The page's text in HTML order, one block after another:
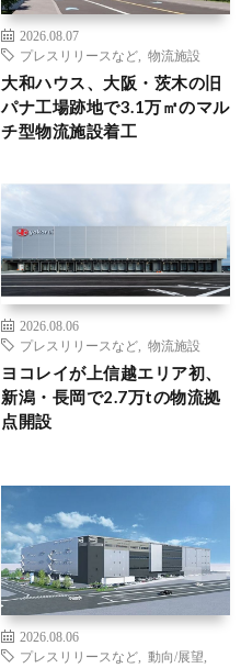
2026.08.07
プレスリリースなど
物流施設
大和ハウス、大阪・茨木の旧
パナ工場跡地で3.1万㎡のマル
チ型物流施設着工
2026.08.06
プレスリリースなど
物流施設
ヨコレイが上信越エリア初、
新潟・長岡で2.7万tの物流拠
点開設
2026.08.06
プレスリリースなど
動向/展望